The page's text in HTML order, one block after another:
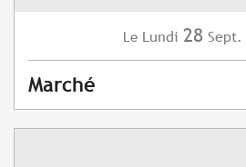
Le Lundi 28 Sept.
Marché